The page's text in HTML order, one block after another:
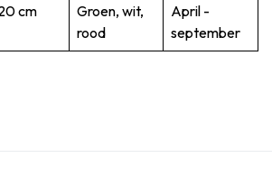
cm
Groen, wit,
rood
April -
september